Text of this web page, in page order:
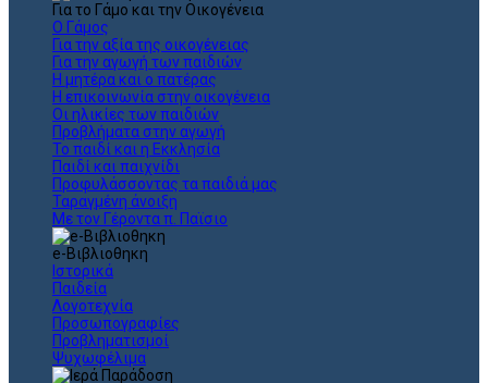
Για το Γάμο και την Οικογένεια
Ο Γάμος
Για την αξία της οικογένειας
Για την αγωγή των παιδιών
Η μητέρα και ο πατέρας
Η επικοινωνία στην οικογένεια
Οι ηλικίες των παιδιών
Προβλήματα στην αγωγή
Το παιδί και η Εκκλησία
Παιδί και παιχνίδι
Προφυλάσσοντας τα παιδιά μας
Ταραγμένη άνοιξη
Με τον Γέροντα π. Παϊσιο
e-Βιβλιοθηκη
Ιστορικά
Παιδεία
Λογοτεχνία
Προσωπογραφίες
Προβληματισμοί
Ψυχωφέλιμα